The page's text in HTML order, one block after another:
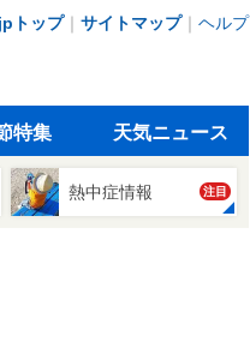
トップ｜ サイトマップ｜ ヘルプ
特集 天気ニュース
熱中症情報 注目